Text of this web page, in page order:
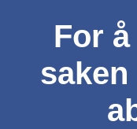
For